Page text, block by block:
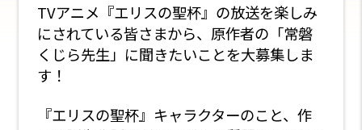
TVアニメ『エリスの聖杯』の放送を楽しみ
にされている皆さまから、原作者の「常磐
くじら先生」に聞きたいことを大募集しま
す！
『エリスの聖杯』キャラクターのこと、作